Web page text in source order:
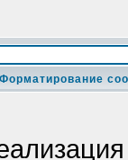
Форматирование